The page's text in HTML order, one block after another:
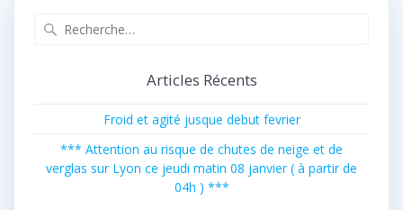
Articles Récents
Froid et agité jusque debut fevrier
*** Attention au risque de chutes de neige et de
verglas sur Lyon ce jeudi matin 08 janvier ( à partir de
04h ) ***